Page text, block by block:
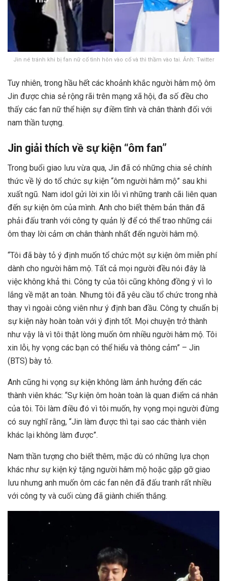
Jin né tránh khi bị fan nữ cố tình hôn vào cổ và thì thầm vào tai. Ảnh: Twitter
Tuy nhiên, trong hầu hết các khoảnh khắc người hâm mộ ôm
Jin được chia sẻ rộng rãi trên mạng xã hội, đa số đều cho
thấy các fan nữ thể hiện sự điềm tĩnh và chân thành đối với
nam thần tượng.
Jin giải thích về sự kiện “ôm fan”
Trong buổi giao lưu vừa qua, Jin đã có những chia sẻ chính
thức về lý do tổ chức sự kiện “ôm người hâm mộ” sau khi
xuất ngũ. Nam idol gửi lời xin lỗi vì những tranh cãi liên quan
đến sự kiện ôm của mình. Anh cho biết thêm bản thân đã
phải đấu tranh với công ty quản lý để có thể trao những cái
ôm thay lời cảm ơn chân thành nhất đến người hâm mộ.
“Tôi đã bày tỏ ý định muốn tổ chức một sự kiện ôm miễn phí
dành cho người hâm mộ. Tất cả mọi người đều nói đây là
việc không khả thi. Công ty của tôi cũng không đồng ý vì lo
lắng về mặt an toàn. Nhưng tôi đã yêu cầu tổ chức trong nhà
thay vì ngoài công viên như ý định ban đầu. Công ty chuẩn bị
sự kiện này hoàn toàn với ý định tốt. Mọi chuyện trở thành
như vậy là vì tôi thật lòng muốn ôm nhiều người hâm mộ. Tôi
xin lỗi, hy vọng các bạn có thể hiểu và thông cảm” – Jin
(BTS) bày tỏ.
Anh cũng hi vọng sự kiện không làm ảnh hưởng đến các
thành viên khác: “Sự kiện ôm hoàn toàn là quan điểm cá nhân
của tôi. Tôi làm điều đó vì tôi muốn, hy vọng mọi người đừng
có suy nghĩ rằng, “Jin làm được thì tại sao các thành viên
khác lại không làm được”.
Nam thần tượng cho biết thêm, mặc dù có những lựa chọn
khác như sự kiện ký tặng người hâm mộ hoặc gặp gỡ giao
lưu nhưng anh muốn ôm các fan nên đã đấu tranh rất nhiều
với công ty và cuối cùng đã giành chiến thắng.